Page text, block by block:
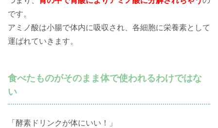
です。
アミノ酸は小腸で体内に吸収され、各細胞に栄養素として
運ばれていきます。
食べたものがそのまま体で使われるわけではな
い
「酵素ドリンクが体にいい！」